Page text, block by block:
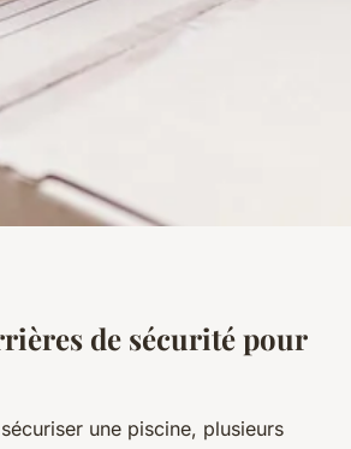
sécurités pour
guide exhaustif
•8 min de lecture
de sécurité pour
sécuriser une piscine, plusieurs